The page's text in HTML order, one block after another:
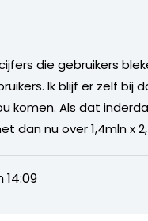
die gebruikers
Ik blijf er zelf bij
komen. Als dat
dan nu over 1,4mln x
14:09